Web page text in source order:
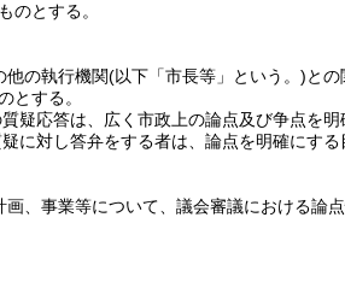
のとする。
他の執行機関(以下「市長等」という。)と
とする。
疑応答は、広く市政上の論点及び争点を
に対し答弁をする者は、論点を明確にす
、事業等について、議会審議における論